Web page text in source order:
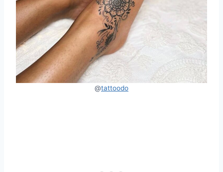
@tattoodo